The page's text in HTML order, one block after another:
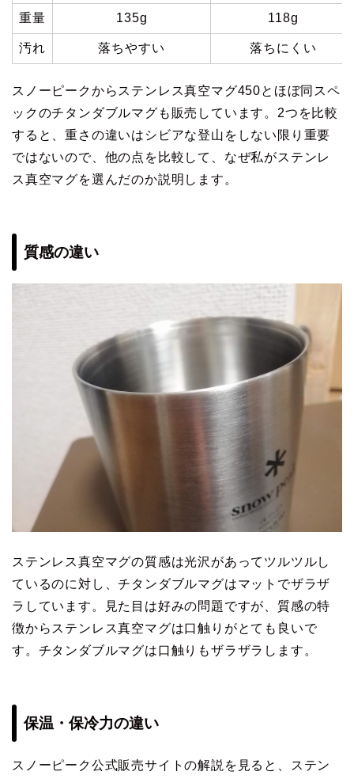
重量 135g 118g
汚れ 落ちやすい 落ちにくい
スノーピークからステンレス真空マグ450とほぼ同スペ
ックのチタンダブルマグも販売しています。2つを比較
すると、重さの違いはシビアな登山をしない限り重要
ではないので、他の点を比較して、なぜ私がステンレ
ス真空マグを選んだのか説明します。
質感の違い
ステンレス真空マグの質感は光沢があってツルツルし
ているのに対し、チタンダブルマグはマットでザラザ
ラしています。見た目は好みの問題ですが、質感の特
徴からステンレス真空マグは口触りがとても良いで
す。チタンダブルマグは口触りもザラザラします。
保温・保冷力の違い
スノーピーク公式販売サイトの解説を見ると、ステン